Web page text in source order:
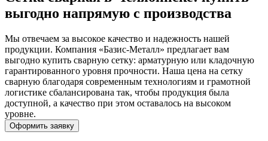
выгодно напрямую с производства
Мы отвечаем за высокое качество и надежность нашей
продукции. Компания «Базис-Металл» предлагает вам
выгодно купить сварную сетку: арматурную или кладочную
гарантированного уровня прочности. Наша цена на сетку
сварную благодаря современным технологиям и грамотной
логистике сбалансирована так, чтобы продукция была
доступной, а качество при этом оставалось на высоком
уровне.
Оформить заявку